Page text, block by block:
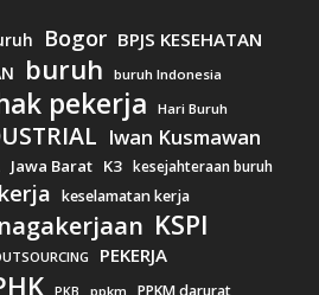
Bogor BPJS KESEHATAN
buruh buruh Indonesia
pekerja Hari Buruh
Iwan Kusmawan
Jawa Barat K3 kesejahteraan buruh
keselamatan kerja
KSPI
PEKERJA
PKB ppkm PPKM darurat